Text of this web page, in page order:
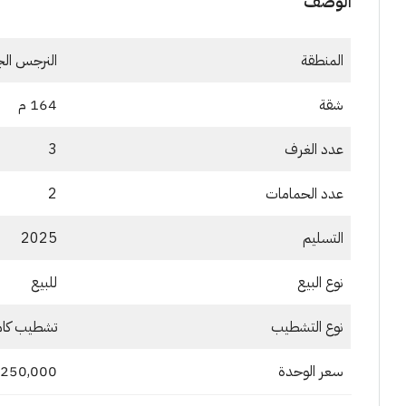
المنطقة النرجس
شقة 164 م
عدد الغرف 3
عدد الحمامات 2
التسليم 2025
نوع البيع للبيع
نوع التشطيب تشطيب
سعر الوحدة 3,250,000 جنيهاً